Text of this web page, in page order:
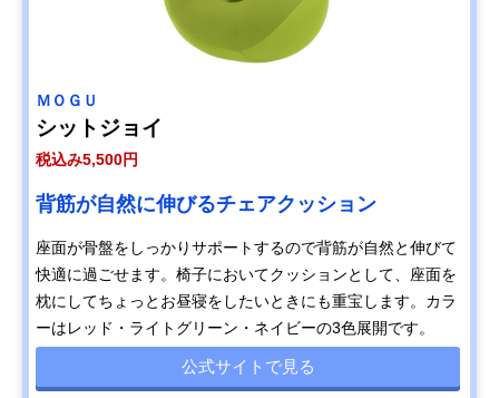
ＭＯＧＵ
シットジョイ
税込み5,500円
背筋が自然に伸びるチェアクッション
座面が骨盤をしっかりサポートするので背筋が自然と伸びて
快適に過ごせます。椅子においてクッションとして、座面を
枕にしてちょっとお昼寝をしたいときにも重宝します。カラ
ーはレッド・ライトグリーン・ネイビーの3色展開です。
公式サイトで見る